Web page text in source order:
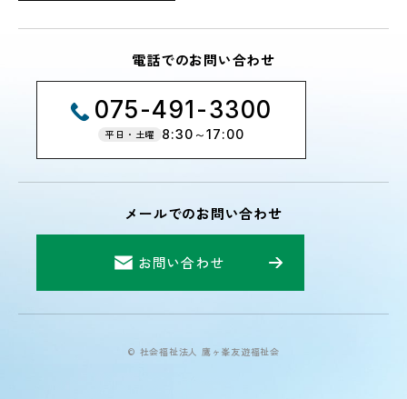
電話でのお問い合わせ
075-491-3300
平日・土曜 8:30～17:00
メールでのお問い合わせ
お問い合わせ
© 社会福祉法人 鷹ヶ峯友遊福祉会